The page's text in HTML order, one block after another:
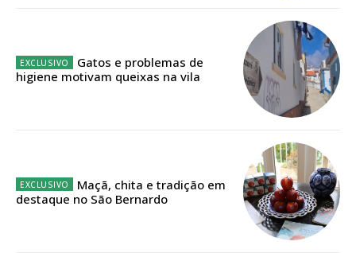
Acesso aos conteúdos Exclusivos para
assinantes
Gatos e problemas de
higiene motivam queixas na vila
Maçã, chita e tradição em
destaque no São Bernardo